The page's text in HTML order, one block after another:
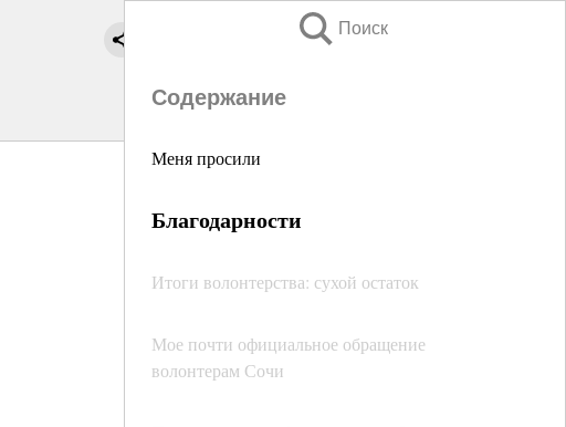
Поиск
Содержание
Меня просили
Благодарности
Итоги волонтерства: сухой остаток
Мое почти официальное обращение
волонтерам Сочи